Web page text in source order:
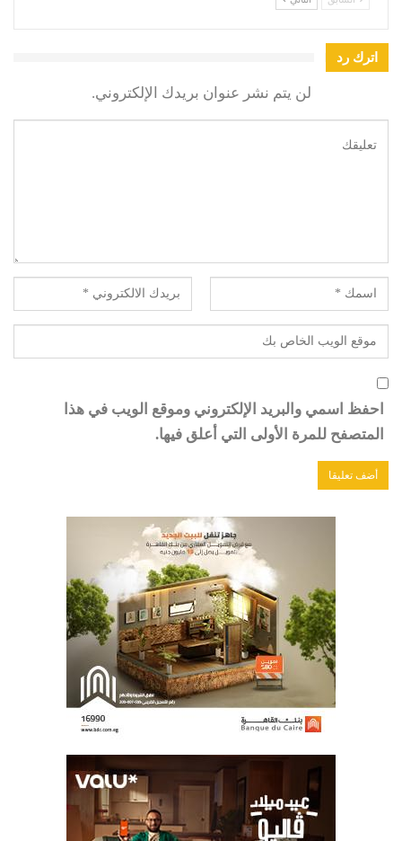
اترك رد
لن يتم نشر عنوان بريدك الإلكتروني.
احفظ اسمي والبريد الإلكتروني وموقع الويب في هذا
المتصفح للمرة الأولى التي أعلق فيها.